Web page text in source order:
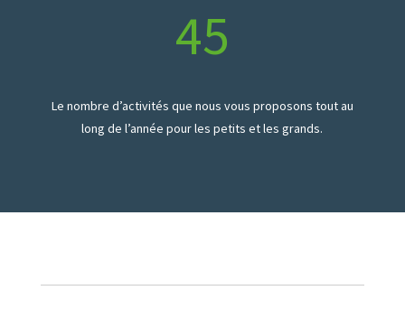
45
Le nombre d’activités que nous vous proposons tout au
long de l’année pour les petits et les grands.